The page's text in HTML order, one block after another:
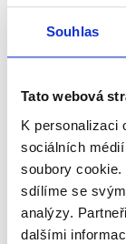
Souhlas
Tato webová
K personalizaci
sociálních
soubory
sdílíme se
analýzy.
dalšími
MMR pod
Výrok jsme